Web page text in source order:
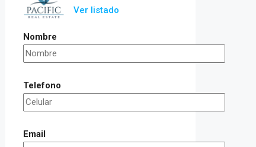
Ver listado
Nombre
Telefono
Email